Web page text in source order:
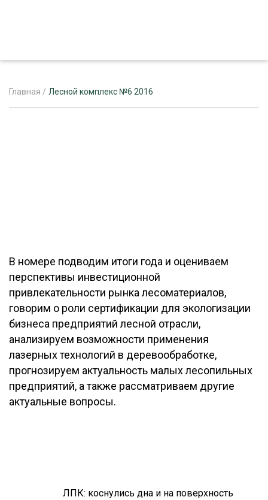
ЛЕСОЗАГОТОВКА
ОБРАБОТКА ДРЕВЕСИНЫ
ЦИФРОВАЯ СРЕДА
БИОЭНЕРГЕТИКА
ЛЕСОВОССТАНОВЛЕНИЕ И ЗАЩИТА
ЛОГИСТИКА
ПРОИЗВОДСТВО ДРЕВЕСНЫХ ПЛИТ
ДЕРЕВЯННОЕ ДОМОСТРОЕНИЕ
РУБРИКИ
ТЕМАТИЧЕСКИЕ ПРОЕКТЫ
ПОДБОРКИ СТАТЕЙ
Главная / Лесной комплекс №6 2016
В номере подводим итоги года и оцениваем
перспективы инвестиционной
привлекательности рынка лесоматериалов,
говорим о роли сертификации для экологизации
бизнеса предприятий лесной отрасли,
анализируем возможности применения
лазерных технологий в деревообработке,
прогнозируем актуальность малых лесопильных
предприятий, а также рассматриваем другие
актуальные вопросы.
ЛПК: коснулись дна и на поверхность